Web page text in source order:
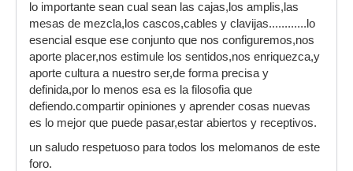
lo importante sean cual sean las cajas,los amplis,las
mesas de mezcla,los cascos,cables y clavijas............lo
esencial esque ese conjunto que nos configuremos,nos
aporte placer,nos estimule los sentidos,nos enriquezca,y
aporte cultura a nuestro ser,de forma precisa y
definida,por lo menos esa es la filosofia que
defiendo.compartir opiniones y aprender cosas nuevas
es lo mejor que puede pasar,estar abiertos y receptivos.
un saludo respetuoso para todos los melomanos de este
foro.